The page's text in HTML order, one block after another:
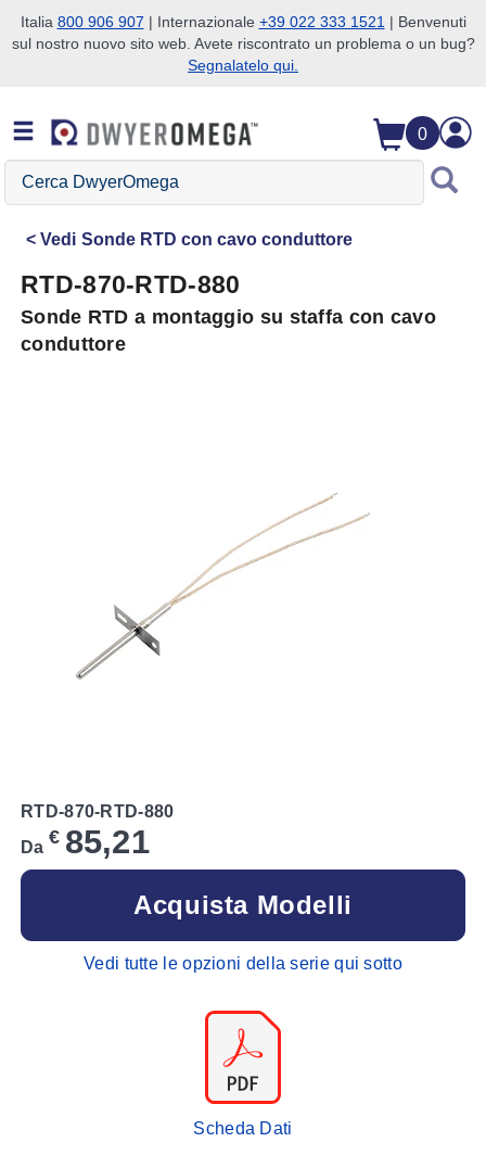
Salta alla ricerca
Salta al contenuto principale
Salta alla navigazione
Italia 800 906 907 | Internazionale +39 022 333 1521 | Benvenuti
sul nostro nuovo sito web. Avete riscontrato un problema o un bug?
Segnalatelo qui.
0
Cerca
DwyerOmega
Vedi Sonde RTD con cavo conduttore
RTD-870-RTD-880
Sonde RTD a montaggio su staffa con cavo
conduttore
RTD-870-RTD-880
Da € 85,21
Acquista Modelli
Vedi tutte le opzioni della serie qui sotto
Scheda Dati